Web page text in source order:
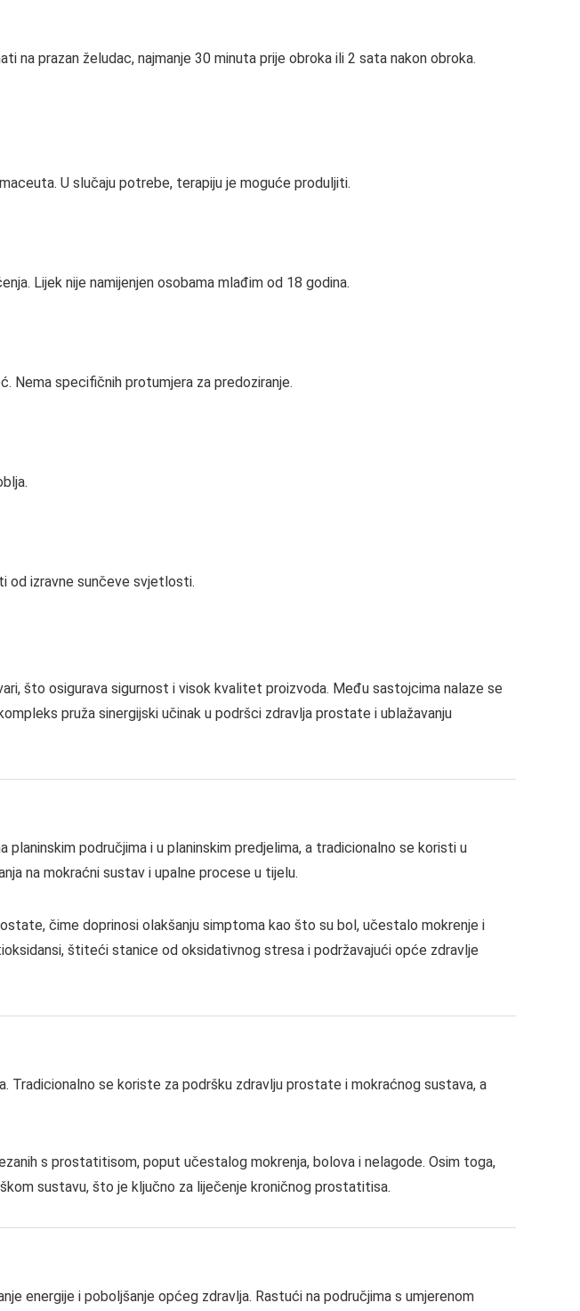
na prazan želudac, najmanje 30 minuta prije obroka ili 2 sata nakon obroka.
U slučaju potrebe, terapiju je moguće produljiti.
Lijek nije namijenjen osobama mlađim od 18 godina.
Nema specifičnih protumjera za predoziranje.
od izravne sunčeve svjetlosti.
što osigurava sigurnost i visok kvalitet proizvoda. Među sastojcima nalaze se
pruža sinergijski učinak u podršci zdravlja prostate i ublažavanju
područjima i u planinskim predjelima, a tradicionalno se koristi u
na mokraćni sustav i upalne procese u tijelu.
čime doprinosi olakšanju simptoma kao što su bol, učestalo mokrenje i
štiteći stanice od oksidativnog stresa i podržavajući opće zdravlje
Tradicionalno se koriste za podršku zdravlju prostate i mokraćnog sustava, a
s prostatitisom, poput učestalog mokrenja, bolova i nelagode. Osim toga,
sustavu, što je ključno za liječenje kroničnog prostatitisa.
energije i poboljšanje općeg zdravlja. Rastući na područjima s umjerenom